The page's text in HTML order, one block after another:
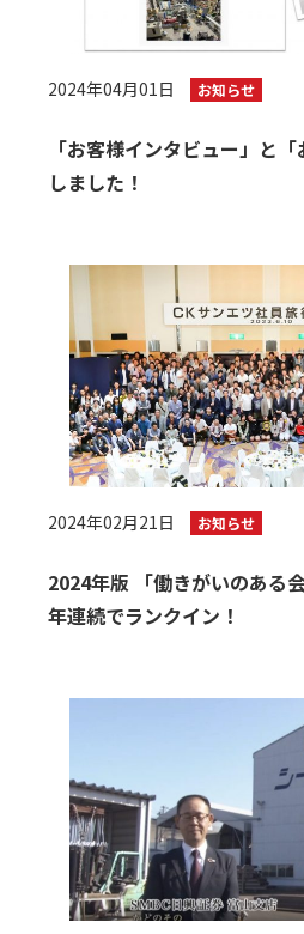
2024年04月01日 お知らせ
「お客様インタビュー」と
しました！
2024年02月21日 お知らせ
2024年版 「働きがいのある
年連続でランクイン！